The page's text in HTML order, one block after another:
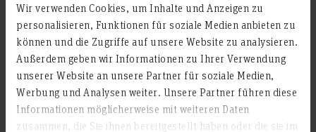
Wir verwenden Cookies, um Inhalte und Anzeigen zu
personalisieren, Funktionen für soziale Medien anbieten zu
können und die Zugriffe auf unsere Website zu analysieren.
Außerdem geben wir Informationen zu Ihrer Verwendung
unserer Website an unsere Partner für soziale Medien,
Werbung und Analysen weiter. Unsere Partner führen diese
Informationen möglicherweise mit weiteren Daten
zusammen, die Sie ihnen bereitgestellt haben oder die sie im
Wirtschaft und Informatik der Fachhochschule Hannover
(FHH)
3. Änderung des Besonderen Teils der Prüfungsordnung für
den Master-Studiengang Unternehmensentwicklung (MBP)
mit dem Abschluss Master of Science in der Fakultät IV –
Wirtschaft und Informatik der Fachhochschule Hannover
(FHH)